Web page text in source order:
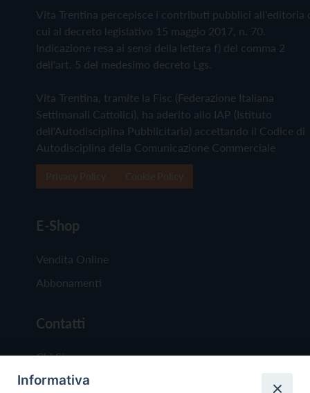
Vita Trentina percepisce i contributi pubblici all'editoria
cui al decreto legislativo 15 maggio 2017, n. 70.
Indicazione resa ai sensi della lettera f) del comma 2
dell'art. 5 del medesimo decreto Lgs.
Vita Trentina, tramite la Fisc (Federazione Italiana
Settimanali Cattolici), ha aderito allo IAP (Istituto
dell'Autodisciplina Pubblicitaria) accettando il Codice di
Autodisciplina della Comunicazione Commerciale
E-Shop
Vendita Online
Abbonamenti
Contatti
Chi Siamo
Redazione
Informativa